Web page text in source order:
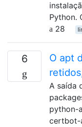
Python.
28
6
O apt
A saída
python-
certbot-